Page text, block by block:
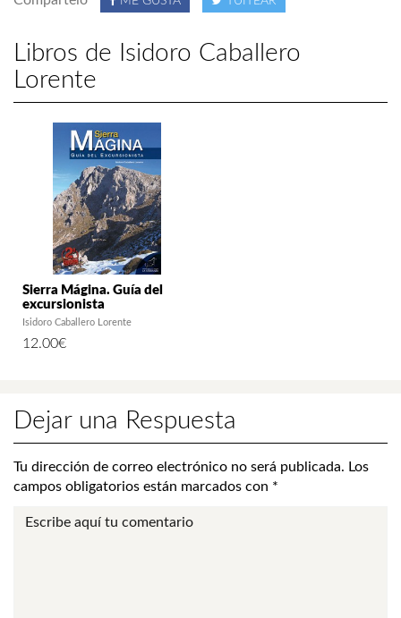
Libros de Isidoro Caballero
Lorente
Sierra Mágina. Guía del
excursionista
Isidoro Caballero Lorente
12.00€
Dejar una Respuesta
Tu dirección de correo electrónico no será publicada. Los
campos obligatorios están marcados con *